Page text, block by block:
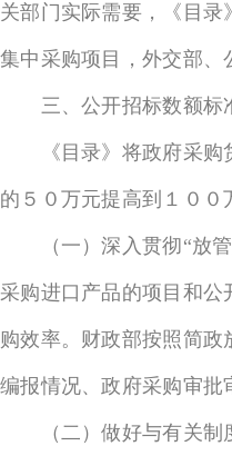
关部门实际需要，《目
集中采购项目，外交部
三、公开招标数额标
《目录》将政府采购货
的５０万元提高到１０
（一）深入贯彻“放管
采购进口产品的项目和
购效率。财政部按照简
编报情况、政府采购审
（二）做好与有关制度